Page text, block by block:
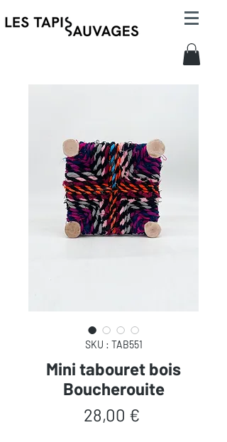
SKU : TAB551
Mini tabouret bois
Boucherouite
28,00 €